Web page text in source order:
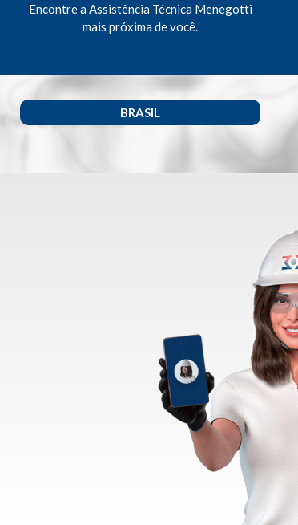
Encontre a Assistência Técnica Menegotti
mais próxima de você.
BRASIL